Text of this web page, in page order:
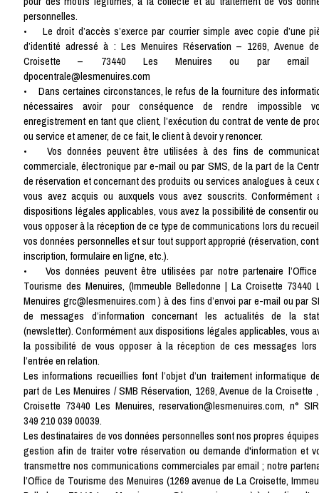
personnelles.
• Le droit d’accès s’exerce par courrier simple avec copie d’une
d’identité adressé à : Les Menuires Réservation – 1269, Avenue
Croisette – 73440 Les Menuires ou par
dpocentrale@lesmenuires.com
• Dans certaines circonstances, le refus de la fourniture des
nécessaires avoir pour conséquence de rendre impossible
enregistrement en tant que client, l’exécution du contrat de vente de
ou service et amener, de ce fait, le client à devoir y renoncer.
• Vos données peuvent être utilisées à des fins de
commerciale, électronique par e-mail ou par SMS, de la part de la
de réservation et concernant des produits ou services analogues à ceux
vous avez acquis ou auxquels vous avez souscrits. Conformément
dispositions légales applicables, vous avez la possibilité de consentir
vous opposer à la réception de ce type de communications lors du
vos données personnelles et sur tout support approprié (réservation,
inscription, formulaire en ligne, etc.).
• Vos données peuvent être utilisées par notre partenaire
Tourisme des Menuires, (Immeuble Belledonne | La Croisette 73440
Menuires grc@lesmenuires.com ) à des fins d’envoi par e-mail ou par
de messages d’information concernant les actualités de la
(newsletter). Conformément aux dispositions légales applicables, vous
la possibilité de vous opposer à la réception de ces messages
l’entrée en relation.
Les informations recueillies font l’objet d’un traitement informatique
part de Les Menuires / SMB Réservation, 1269, Avenue de la Croisette
Croisette 73440 Les Menuires, reservation@lesmenuires.com, n°
349 210 039 00039.
Les destinataires de vos données personnelles sont nos propres
gestion afin de traiter votre réservation ou demande d'information et
transmettre nos communications commerciales par email ; notre
l’Office de Tourisme des Menuires (1269 avenue de La Croisette,